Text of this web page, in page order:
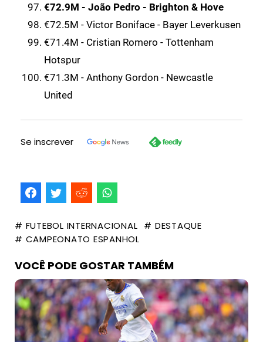
€72.9M - João Pedro - Brighton & Hove
€72.5M - Victor Boniface - Bayer Leverkusen
€71.4M - Cristian Romero - Tottenham
Hotspur
€71.3M - Anthony Gordon - Newcastle
United
Se inscrever
# FUTEBOL INTERNACIONAL # DESTAQUE
# CAMPEONATO ESPANHOL
VOCÊ PODE GOSTAR TAMBÉM